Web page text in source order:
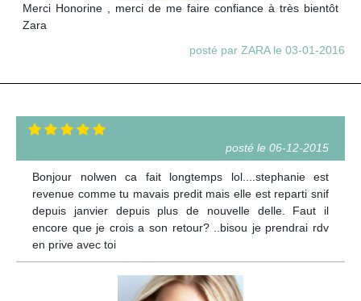
Merci Honorine , merci de me faire confiance à très bientôt
Zara
posté par ZARA le 03-01-2016
posté le 06-12-2015
Bonjour nolwen ca fait longtemps lol....stephanie est
revenue comme tu mavais predit mais elle est reparti snif
depuis janvier depuis plus de nouvelle delle. Faut il
encore que je crois a son retour? ..bisou je prendrai rdv
en prive avec toi